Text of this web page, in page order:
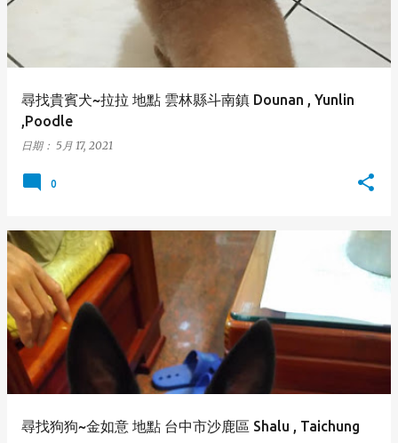
尋找貴賓犬~拉拉 地點 雲林縣斗南鎮 Dounan , Yunlin
,Poodle
日期： 5月 17, 2021
0
尋找狗狗~金如意 地點 台中市沙鹿區 Shalu , Taichung